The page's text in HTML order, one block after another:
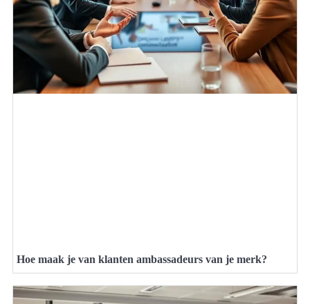
Hoe maak je van klanten ambassadeurs van je merk?